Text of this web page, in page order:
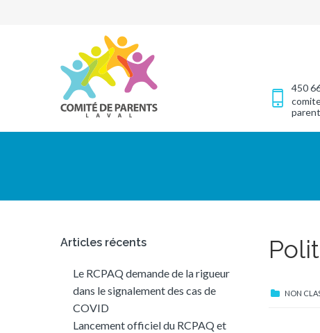
450
Articles récents
Le RCPAQ demande de la rigueur
dans le signalement des cas de
COVID
Lancement officiel du RCPAQ et
NON